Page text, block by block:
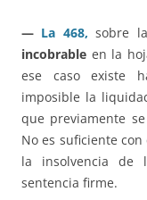
— La 468, sobre
incobrable en la
ese caso existe
imposible la
que previamente
No es suficiente
la insolvencia de
sentencia firme.